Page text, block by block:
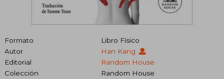
Formato
Libro Físico
Autor
Han Kang
Editorial
Random House
Colección
Random House